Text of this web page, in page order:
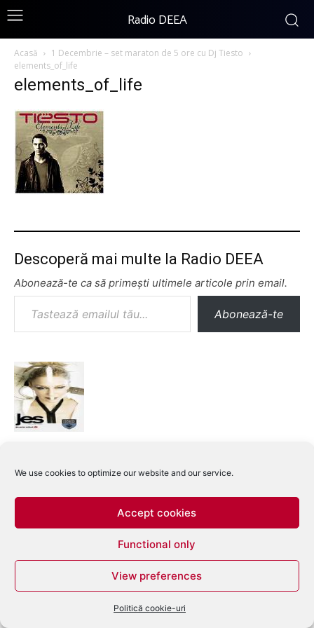
We use cookies to optimize our website and our service.
Accept cookies
Functional only
View preferences
Politică cookie-uri
Radio DEEA
Acasă
1 Decembrie – set maraton de 5 ore cu Dj Tiesto
elements_of_life
elements_of_life
Descoperă mai multe la Radio DEEA
Abonează-te ca să primești ultimele articole prin email.
Tastează emailul tău...
Abonează-te